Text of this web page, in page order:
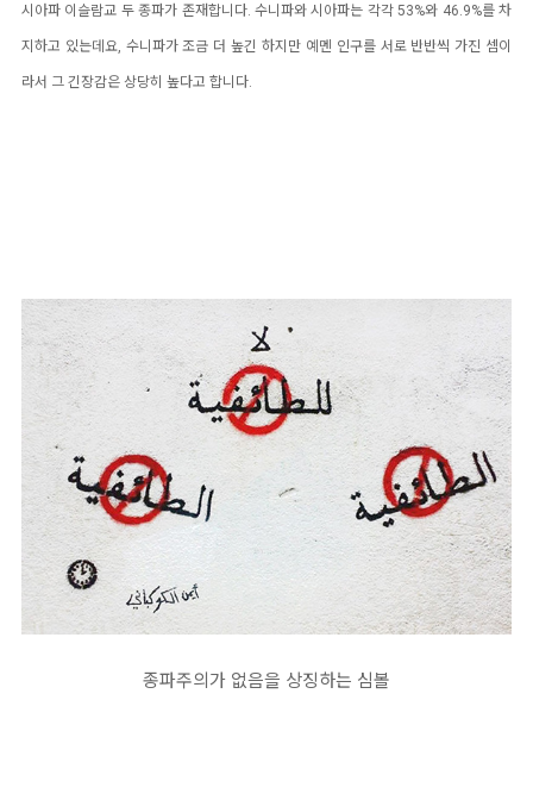
시아파 이슬람교 두 종파가 존재합니다. 수니파와 시아파는 각각 53%와 46.9%를 차
지하고 있는데요, 수니파가 조금 더 높긴 하지만 예멘 인구를 서로 반반씩 가진 셈이
라서 그 긴장감은 상당히 높다고 합니다.
종파주의가 없음을 상징하는 심볼